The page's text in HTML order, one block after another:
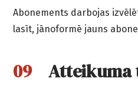
Abonements darbojas
lasīt, jānoformē jauns
Atteikuma